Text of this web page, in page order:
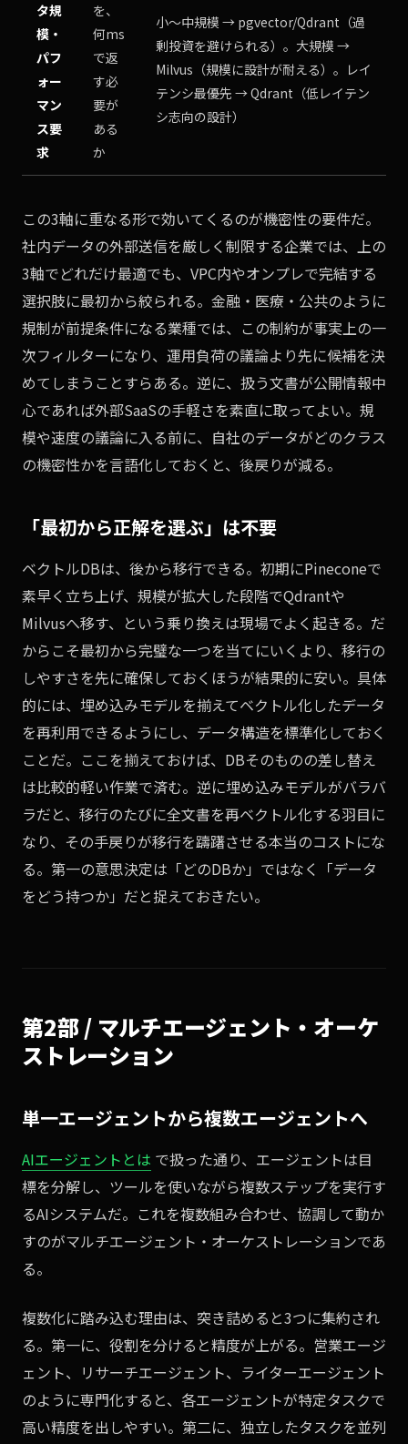
タ規
模・
パフ
ォー
マン
ス要
求
を、
何ms
で返
す必
要が
ある
か
小〜中規模 → pgvector/Qdrant（過
剰投資を避けられる）。大規模 →
Milvus（規模に設計が耐える）。レイ
テンシ最優先 → Qdrant（低レイテン
シ志向の設計）
この3軸に重なる形で効いてくるのが機密性の要件だ。
社内データの外部送信を厳しく制限する企業では、上の
3軸でどれだけ最適でも、VPC内やオンプレで完結する
選択肢に最初から絞られる。金融・医療・公共のように
規制が前提条件になる業種では、この制約が事実上の一
次フィルターになり、運用負荷の議論より先に候補を決
めてしまうことすらある。逆に、扱う文書が公開情報中
心であれば外部SaaSの手軽さを素直に取ってよい。規
模や速度の議論に入る前に、自社のデータがどのクラス
の機密性かを言語化しておくと、後戻りが減る。
「最初から正解を選ぶ」は不要
ベクトルDBは、後から移行できる。初期にPineconeで
素早く立ち上げ、規模が拡大した段階でQdrantや
Milvusへ移す、という乗り換えは現場でよく起きる。だ
からこそ最初から完璧な一つを当てにいくより、移行の
しやすさを先に確保しておくほうが結果的に安い。具体
的には、埋め込みモデルを揃えてベクトル化したデータ
を再利用できるようにし、データ構造を標準化しておく
ことだ。ここを揃えておけば、DBそのものの差し替え
は比較的軽い作業で済む。逆に埋め込みモデルがバラバ
ラだと、移行のたびに全文書を再ベクトル化する羽目に
なり、その手戻りが移行を躊躇させる本当のコストにな
る。第一の意思決定は「どのDBか」ではなく「データ
をどう持つか」だと捉えておきたい。
第2部 / マルチエージェント・オーケ
ストレーション
単一エージェントから複数エージェントへ
AIエージェントとは で扱った通り、エージェントは目
標を分解し、ツールを使いながら複数ステップを実行す
るAIシステムだ。これを複数組み合わせ、協調して動か
すのがマルチエージェント・オーケストレーションであ
る。
複数化に踏み込む理由は、突き詰めると3つに集約され
る。第一に、役割を分けると精度が上がる。営業エージ
ェント、リサーチエージェント、ライターエージェント
のように専門化すると、各エージェントが特定タスクで
高い精度を出しやすい。第二に、独立したタスクを並列